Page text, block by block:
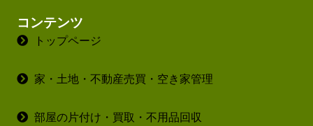
コンテンツ
トップページ
家・土地・不動産売買・空き家管理
部屋の片付け・買取・不用品回収